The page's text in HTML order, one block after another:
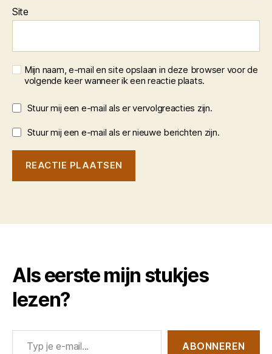
Site
Mijn naam, e-mail en site opslaan in deze browser voor de
volgende keer wanneer ik een reactie plaats.
Stuur mij een e-mail als er vervolgreacties zijn.
Stuur mij een e-mail als er nieuwe berichten zijn.
Als eerste mijn stukjes
lezen?
Typ je e-mail...
ABONNEREN